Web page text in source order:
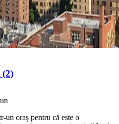
(2)
un oraș pentru că este o